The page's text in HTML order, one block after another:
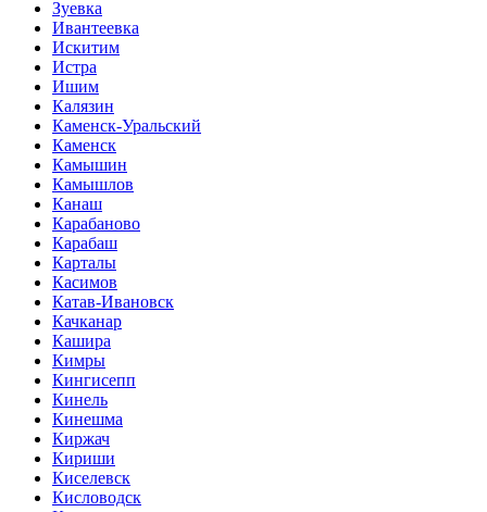
Зуевка
Ивантеевка
Искитим
Истра
Ишим
Калязин
Каменск-Уральский
Каменск
Камышин
Камышлов
Канаш
Карабаново
Карабаш
Карталы
Касимов
Катав-Ивановск
Качканар
Кашира
Кимры
Кингисепп
Кинель
Кинешма
Киржач
Кириши
Киселевск
Кисловодск